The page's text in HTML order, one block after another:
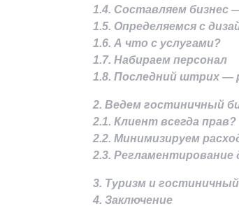
1.4. Составляем бизнес
1.5. Определяемся с
1.6. А что с услугами?
1.7. Набираем персонал
1.8. Последний штрих —
2. Ведем гостиничный
2.1. Клиент всегда прав?
2.2. Минимизируем
2.3.
3. Туризм и
4. Заключение